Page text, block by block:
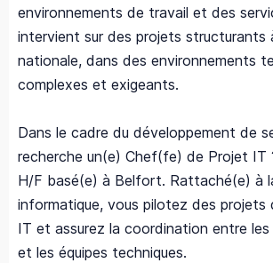
environnements de travail et des
intervient sur des projets structurants
nationale, dans des environnements
complexes et exigeants.
Dans le cadre du développement de
recherche un(e) Chef(fe) de Projet IT
H/F basé(e) à Belfort. Rattaché(e) à
informatique, vous pilotez des projets
IT et assurez la coordination entre les
et les équipes techniques.